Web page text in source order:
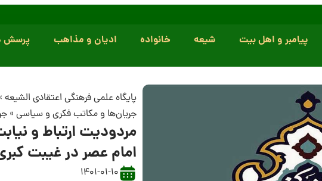
پیامبر و اهل بیت شیعه خانواده ادیان و مذاهب پرسش
پایگاه علمی فرهنگی اعتقادی الشیعه
جریان‌ها و مکاتب فکری و سیاسی »
مردودیت ارتباط و
امام عصر در غیبت
1401-01-10